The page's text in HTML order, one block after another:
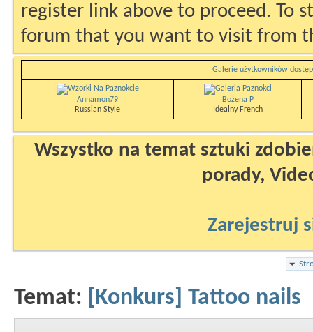
register link above to proceed. To
forum that you want to visit from
Galerie użytkowników
Annamon79
Russian Style
Bożena P
Idealny French
Wszystko na temat sztuki
porady,
Zarejestruj
Temat: [Konkurs] Tattoo nails